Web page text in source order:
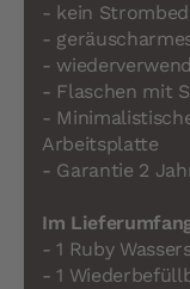
- kein
-
-
- Flaschen mit
-
Arbeitsplatte
- Garantie 2
Im
- 1 Ruby
- 1